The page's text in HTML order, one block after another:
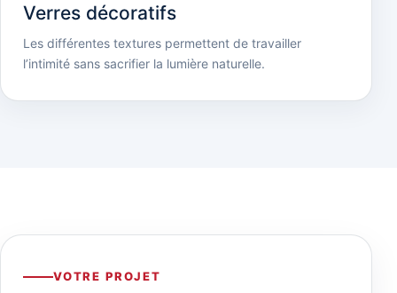
Verres décoratifs
Les différentes textures permettent de travailler
l’intimité sans sacrifier la lumière naturelle.
VOTRE PROJET